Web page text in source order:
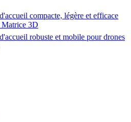
compacte, légère et efficace
Matrice 3D
robuste et mobile pour drones